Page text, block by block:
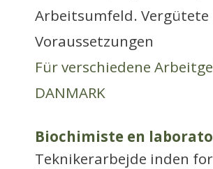
Arbeitsumfeld.
Voraussetzungen
Für verschiedene
DANMARK
Biochimiste en
Teknikerarbejde inden